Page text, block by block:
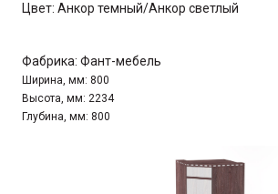
Цвет: Анкор темный/Анкор светлый
Фабрика: Фант-мебель
Ширина, мм: 800
Высота, мм: 2234
Глубина, мм: 800